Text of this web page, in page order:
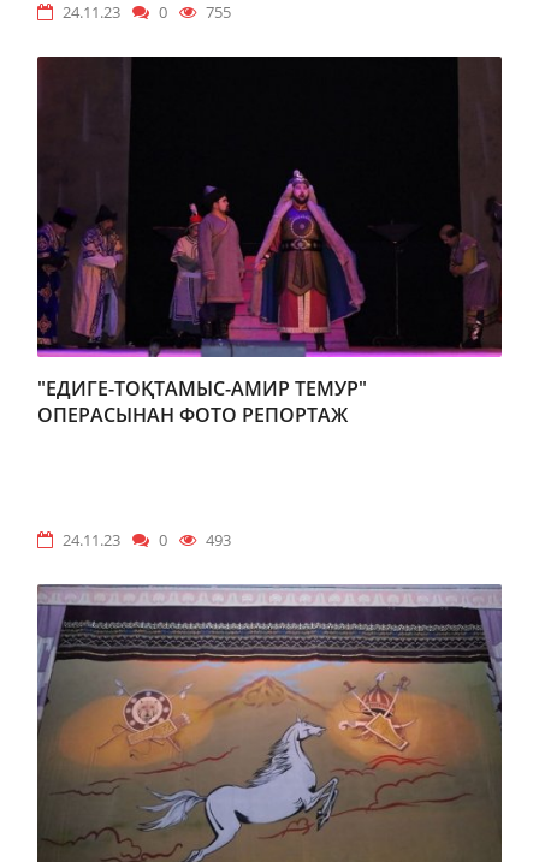
24.11.23 0 755
"ЕДИГЕ-ТОҚТАМЫС-АМИР ТЕМУР"
ОПЕРАСЫНАН ФОТО РЕПОРТАЖ
24.11.23 0 493